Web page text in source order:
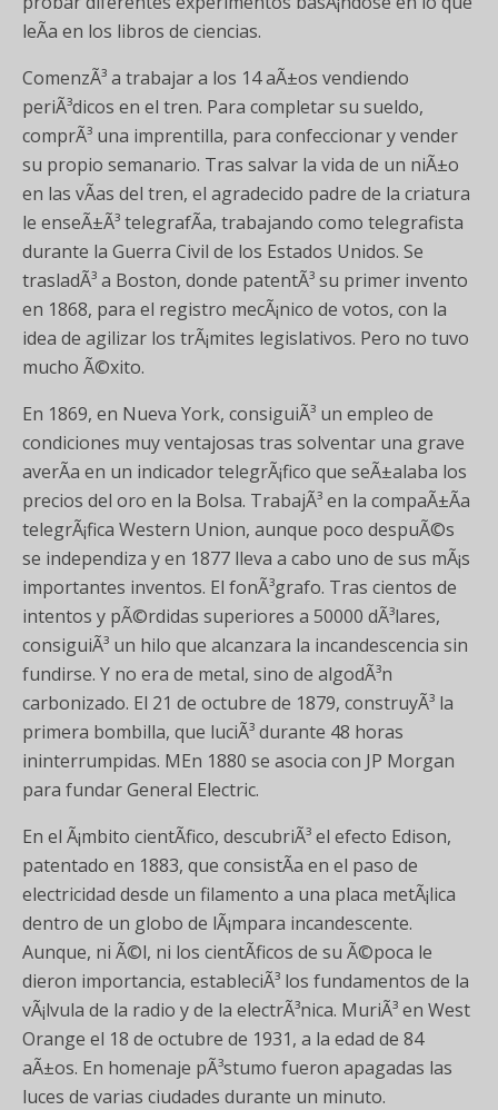
leÃ­a en los libros de ciencias.
ComenzÃ³ a trabajar a los 14 aÃ±os vendiendo
periÃ³dicos en el tren. Para completar su sueldo,
comprÃ³ una imprentilla, para confeccionar y vender
su propio semanario. Tras salvar la vida de un niÃ±o
en las vÃ­as del tren, el agradecido padre de la criatura
le enseÃ±Ã³ telegrafÃ­a, trabajando como telegrafista
durante la Guerra Civil de los Estados Unidos. Se
trasladÃ³ a Boston, donde patentÃ³ su primer invento
en 1868, para el registro mecÃ¡nico de votos, con la
idea de agilizar los trÃ¡mites legislativos. Pero no tuvo
mucho Ã©xito.
En 1869, en Nueva York, consiguiÃ³ un empleo de
condiciones muy ventajosas tras solventar una grave
averÃ­a en un indicador telegrÃ¡fico que seÃ±alaba los
precios del oro en la Bolsa. TrabajÃ³ en la compaÃ±Ã­a
telegrÃ¡fica Western Union, aunque poco despuÃ©s
se independiza y en 1877 lleva a cabo uno de sus mÃ¡s
importantes inventos. El fonÃ³grafo. Tras cientos de
intentos y pÃ©rdidas superiores a 50000 dÃ³lares,
consiguiÃ³ un hilo que alcanzara la incandescencia sin
fundirse. Y no era de metal, sino de algodÃ³n
carbonizado. El 21 de octubre de 1879, construyÃ³ la
primera bombilla, que luciÃ³ durante 48 horas
ininterrumpidas. MEn 1880 se asocia con JP Morgan
para fundar General Electric.
En el Ã¡mbito cientÃ­fico, descubriÃ³ el efecto Edison,
patentado en 1883, que consistÃ­a en el paso de
electricidad desde un filamento a una placa metÃ¡lica
dentro de un globo de lÃ¡mpara incandescente.
Aunque, ni Ã©l, ni los cientÃ­ficos de su Ã©poca le
dieron importancia, estableciÃ³ los fundamentos de la
vÃ¡lvula de la radio y de la electrÃ³nica. MuriÃ³ en West
Orange el 18 de octubre de 1931, a la edad de 84
aÃ±os. En homenaje pÃ³stumo fueron apagadas las
luces de varias ciudades durante un minuto.